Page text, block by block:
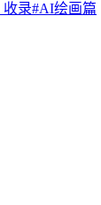
收录#AI绘画篇